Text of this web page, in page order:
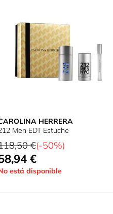
HERRERA
Men EDT Estuche
habitual
€(-50%)
bajo como
€
está disponible